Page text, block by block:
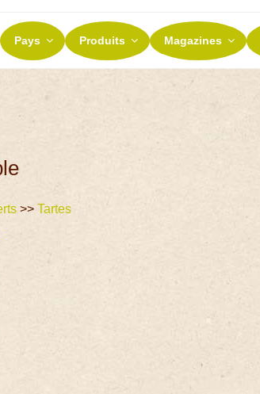
TERROIRS
Pays Produits Magazines
>>Tartes